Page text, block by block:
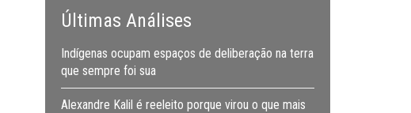
Últimas Análises
Indígenas ocupam espaços de deliberação na terra
que sempre foi sua
Alexandre Kalil é reeleito porque virou o que mais